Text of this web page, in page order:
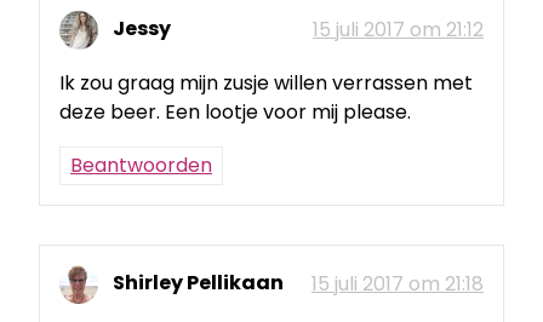
Jessy
15 juli 2017 om 21:12
Ik zou graag mijn zusje willen verrassen met
deze beer. Een lootje voor mij please.
Beantwoorden
Shirley Pellikaan
15 juli 2017 om 21:18